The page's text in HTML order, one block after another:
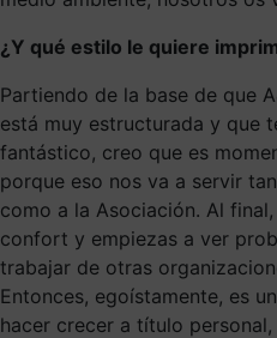
¿Y qué estilo le quiere
Partiendo de la base de que
está muy estructurada y que
fantástico, creo que es
porque eso nos va a servir
como a la Asociación. Al
confort y empiezas a ver
trabajar de otras
Entonces, egoístamente, es
hacer crecer a título